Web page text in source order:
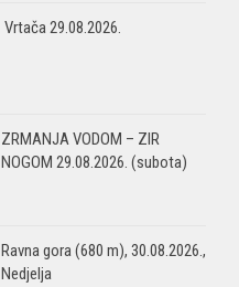
Vrtača 29.08.2026.
ZRMANJA VODOM – ZIR
NOGOM 29.08.2026. (subota)
Ravna gora (680 m), 30.08.2026.,
Nedjelja